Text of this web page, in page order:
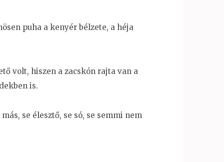
puha a kenyér bélzete, a héja
volt, hiszen a zacskón rajta van a
is.
se élesztő, se só, se semmi nem